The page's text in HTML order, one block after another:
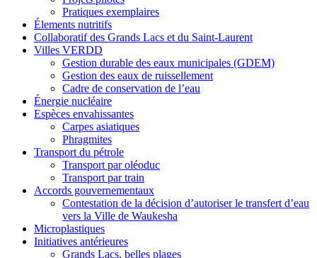
Pratiques exemplaires
Élements nutritifs
Collaboratif des Grands Lacs et du Saint-Laurent
Villes VERDD
Gestion durable des eaux municipales (GDEM)
Gestion des eaux de ruissellement
Cadre de conservation de l’eau
Énergie nucléaire
Espèces envahissantes
Carpes asiatiques
Phragmites
Transport du pétrole
Transport par oléoduc
Transport par train
Accords gouvernementaux
Contestation de la décision d’autoriser le transfert d’eau
vers la Ville de Waukesha
Microplastiques
Initiatives antérieures
Grands Lacs, belles plages